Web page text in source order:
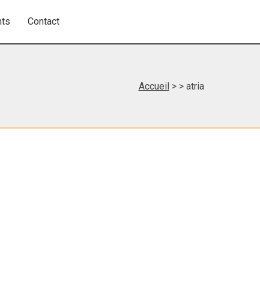
Contact
Accueil> > atria